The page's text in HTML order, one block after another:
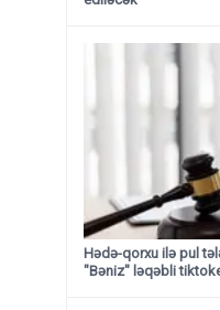
Hədə-qorxu ilə pul
"Bəniz" ləqəbli